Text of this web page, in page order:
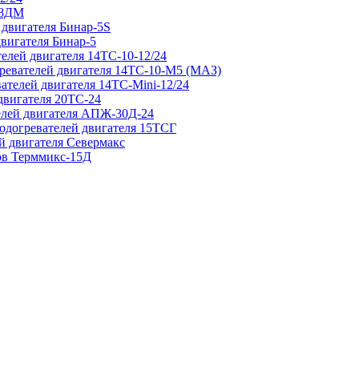
8ДМ
Бинар-5S
Бинар-5
двигателя 14ТС-10-12/24
двигателя 14ТС-10-М5 (МАЗ)
двигателя 14ТС-Mini-12/24
20ТС-24
двигателя АПЖ-30Д-24
двигателя 15ТСГ
двигателя Севермакс
Терммикс-15Д